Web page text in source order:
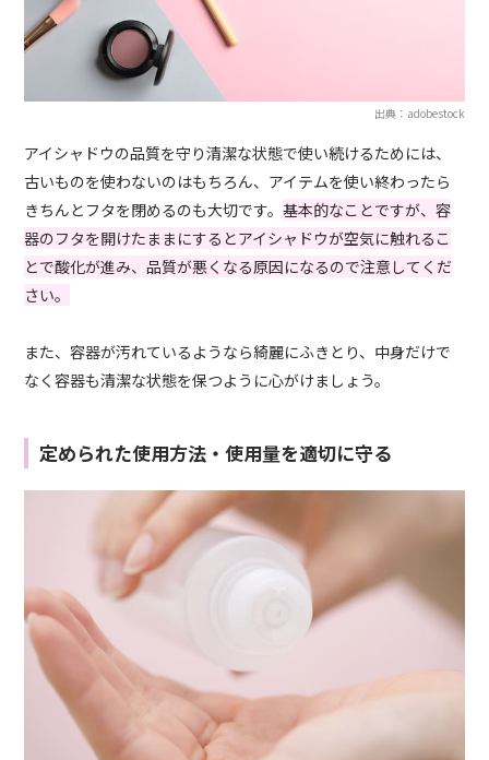
出典：adobestock
アイシャドウの品質を守り清潔な状態で使い続けるためには、
古いものを使わないのはもちろん、アイテムを使い終わったら
きちんとフタを閉めるのも大切です。基本的なことですが、容
器のフタを開けたままにするとアイシャドウが空気に触れるこ
とで酸化が進み、品質が悪くなる原因になるので注意してくだ
さい。
また、容器が汚れているようなら綺麗にふきとり、中身だけで
なく容器も清潔な状態を保つように心がけましょう。
定められた使用方法・使用量を適切に守る